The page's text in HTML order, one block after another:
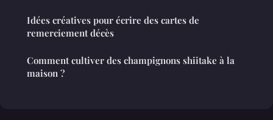
Idées créatives pour écrire des cartes de
remerciement décès
Comment cultiver des champignons shiitake à la
maison ?